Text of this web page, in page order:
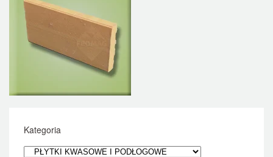
Kategoria